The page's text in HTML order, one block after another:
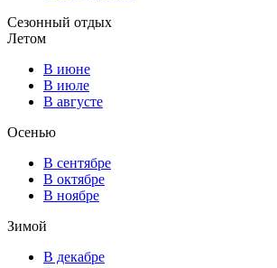
Сезонный отдых
Летом
В июне
В июле
В августе
Осенью
В сентябре
В октябре
В ноябре
Зимой
В декабре